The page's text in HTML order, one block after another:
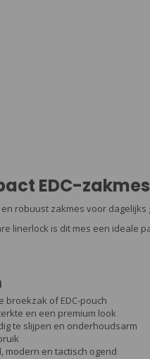
EDC-
robuust zakmes voor
linerlock is dit mes een ideale
broekzak of EDC-pouch
en een premium look
te slijpen en onderhoudsarm
modern en tactisch ogend